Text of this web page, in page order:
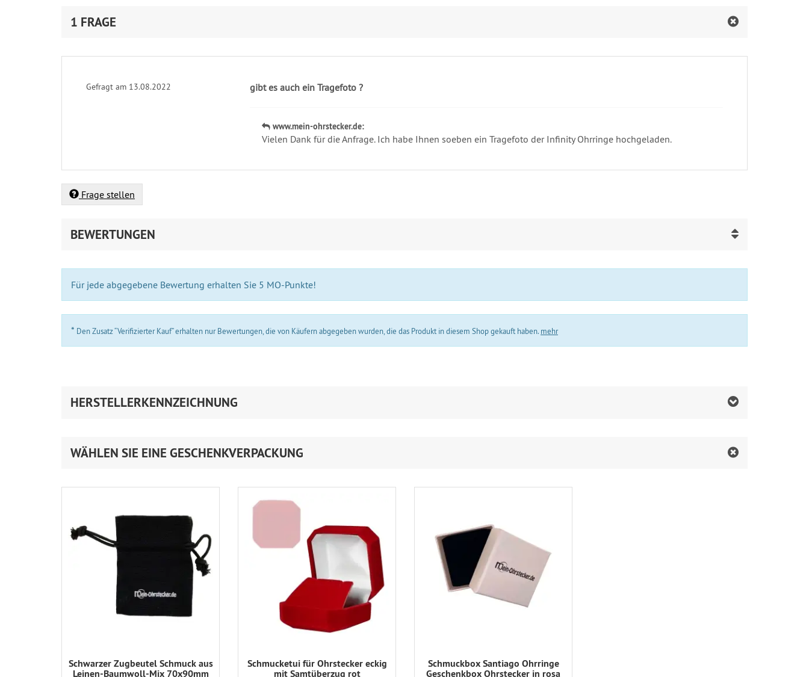
1 FRAGE
Gefragt am 13.08.2022 gibt es auch ein Tragefoto ?
www.mein-ohrstecker.de:
Vielen Dank für die Anfrage. Ich habe Ihnen soeben ein Tragefoto der Infinity Ohrringe hochgeladen.
Frage stellen
BEWERTUNGEN
Für jede abgegebene Bewertung erhalten Sie 5 MO-Punkte!
* Den Zusatz “Verifizierter Kauf” erhalten nur Bewertungen, die von Käufern abgegeben wurden, die das Produkt in diesem Shop gekauft haben. mehr
HERSTELLERKENNZEICHNUNG
WÄHLEN SIE EINE GESCHENKVERPACKUNG
Schwarzer Zugbeutel Schmuck aus
Leinen-Baumwoll-Mix 70x90mm
Schmucketui für Ohrstecker eckig
mit Samtüberzug rot
Schmuckbox Santiago Ohrringe
Geschenkbox Ohrstecker in rosa